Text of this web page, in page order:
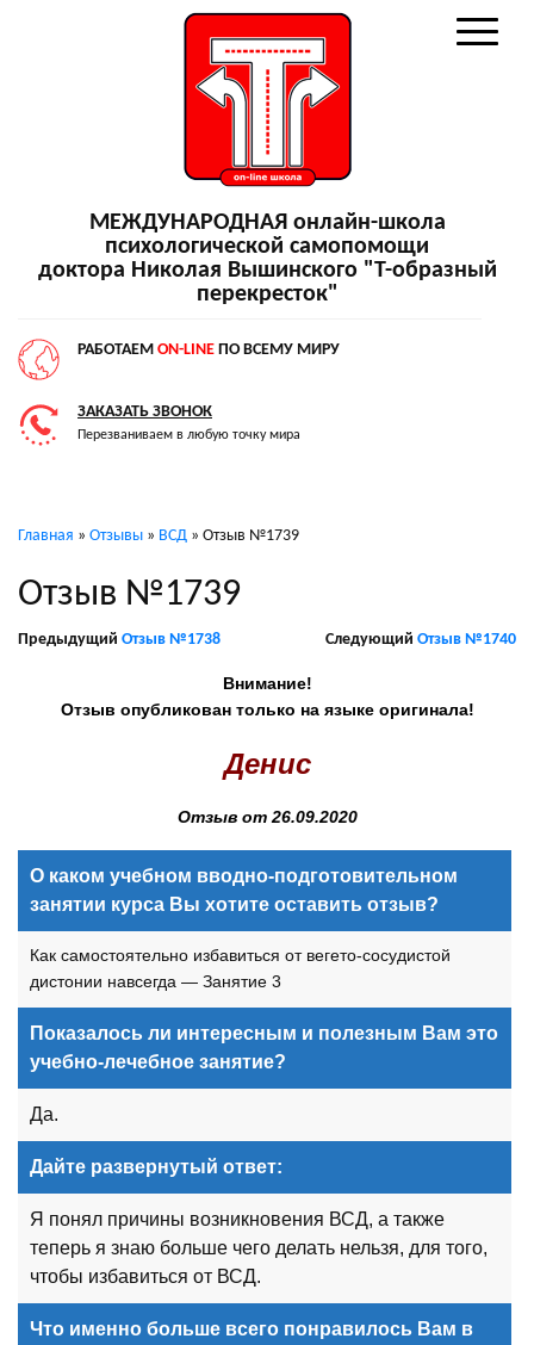
МЕЖДУНАРОДНАЯ онлайн-школа
психологической самопомощи
доктора Николая Вышинского "Т-образный
перекресток"
РАБОТАЕМ ON-LINE ПО ВСЕМУ МИРУ
ЗАКАЗАТЬ ЗВОНОК
Перезваниваем в любую точку мира
Главная » Отзывы » ВСД » Отзыв №1739
Отзыв №1739
Предыдущий Отзыв №1738 Следующий Отзыв №1740
Внимание!
Отзыв опубликован только на языке оригинала!
Денис
Отзыв от 26.09.2020
О каком учебном вводно-подготовительном
занятии курса Вы хотите оставить отзыв?
Как самостоятельно избавиться от вегето-сосудистой
дистонии навсегда — Занятие 3
Показалось ли интересным и полезным Вам это
учебно-лечебное занятие?
Да.
Дайте развернутый ответ:
Я понял причины возникновения ВСД, а также
теперь я знаю больше чего делать нельзя, для того,
чтобы избавиться от ВСД.
Что именно больше всего понравилось Вам в